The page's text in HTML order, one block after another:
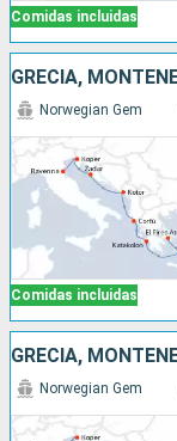
Comidas incluidas
Comidas incluidas
Norwegian Gem
Norwegian Gem